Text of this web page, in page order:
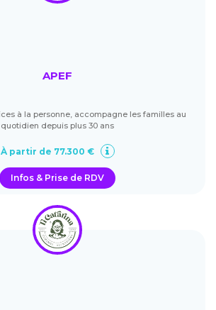
APEF
à la personne, accompagne les familles au
quotidien depuis plus 30 ans
À partir de 77.300 €
Infos & Prise de RDV